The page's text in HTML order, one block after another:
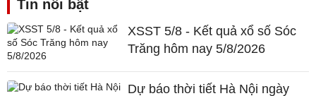
Tin nổi bật
XSST 5/8 - Kết quả xổ số Sóc
Trăng hôm nay 5/8/2026
Dự báo thời tiết Hà Nội ngày